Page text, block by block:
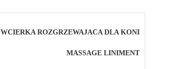
WCIERKA ROZGRZEWAJACA DLA KONI
MASSAGE LINIMENT